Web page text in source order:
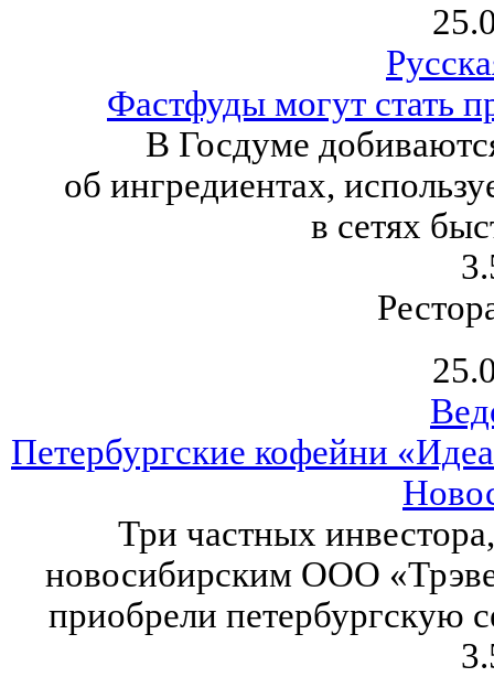
Фастфуды могут стать
В Госдуме
об ингредиентах,
в сетях
Петербургские кофейни
Три частных
новосибирским ООО
приобрели петербургскую